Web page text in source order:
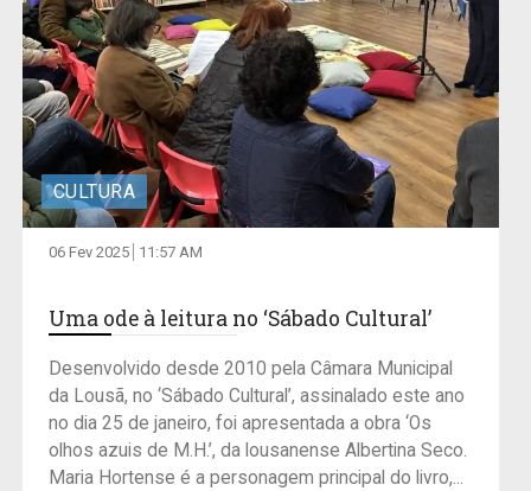
CULTURA
06 Fev 2025 11:57 AM
Uma ode à leitura no ‘Sábado Cultural’
Desenvolvido desde 2010 pela Câmara Municipal
da Lousã, no ‘Sábado Cultural’, assinalado este ano
no dia 25 de janeiro, foi apresentada a obra ‘Os
olhos azuis de M.H.’, da lousanense Albertina Seco.
Maria Hortense é a personagem principal do livro,...